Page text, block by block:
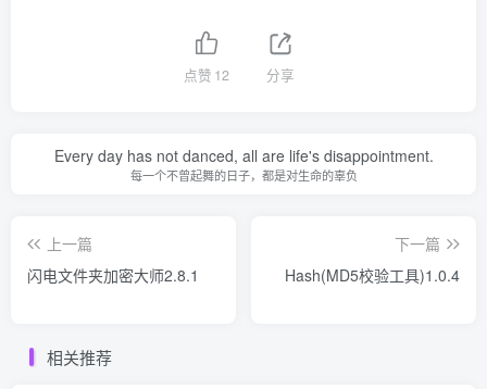
点赞 12 分享
Every day has not danced, all are life's disappointment.
每一个不曾起舞的日子，都是对生命的辜负
上一篇
闪电文件夹加密大师2.8.1
下一篇
Hash(MD5校验工具)1.0.4
相关推荐